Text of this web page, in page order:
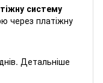
систему
через платіжну
Детальніше